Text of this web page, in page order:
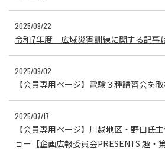
2025/09/22
令和7年度 広域災害訓練に関する記事
2025/09/02
【会員専用ページ】電験３種講習会を
2025/07/17
【会員専用ページ】川越地区・野口氏
ョー【企画広報委員会PRESENTS 趣・